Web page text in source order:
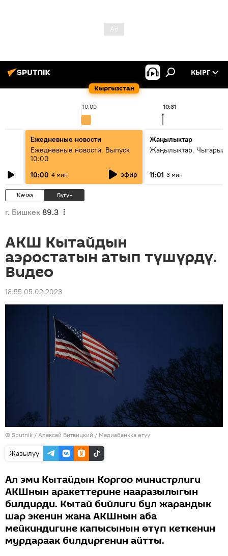
Кыргызстан
КЫРГ
10:00 10:31
Ежедневные новости
Ежедневные новости. Выпуск
10:00
10:00 4 мин эфир
Жаңылыктар
Жаңылыктар.
11:01 3 мин
Кечээ Бүгүн
г. Бишкек 89.3
АКШ Кытайдын
аэростатын атып түшүрдү.
Видео
18:55 05.02.2023
© Sputnik / Алексей Витвицкий / Медиабанкка өтүү
Жазылуу
Ал эми Кытайдын Коргоо министрлиги
АКШнын аракеттерине нааразылыгын
билдирди. Кытай бийлиги бул жарандык
шар экенин жана АКШнын аба
мейкиндигине капысынын өтүп кеткенин
мурдараак билдиргенин айтты.